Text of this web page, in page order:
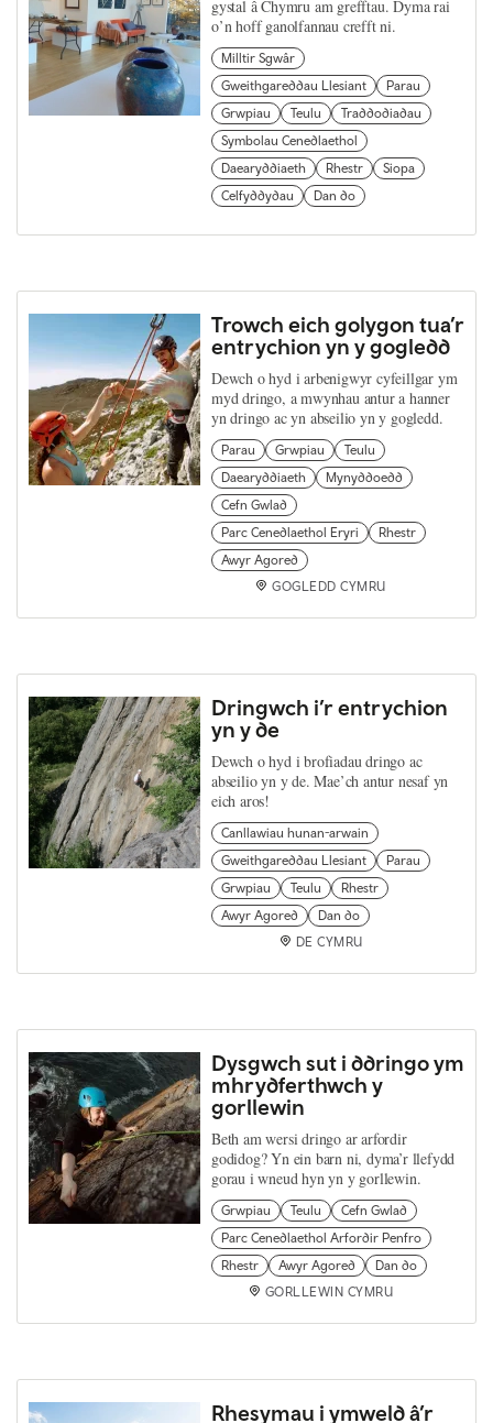
gystal â Chymru am grefftau. Dyma rai
o’n hoff ganolfannau crefft ni.
Milltir Sgwâr
Gweithgareddau Llesiant
Parau
Grwpiau
Teulu
Traddodiadau
Symbolau Cenedlaethol
Daearyddiaeth
Rhestr
Siopa
Celfyddydau
Dan do
Trowch eich golygon tua’r
entrychion yn y gogledd
Dewch o hyd i arbenigwyr cyfeillgar ym
myd dringo, a mwynhau antur a hanner
yn dringo ac yn abseilio yn y gogledd.
Parau Grwpiau
Teulu
Daearyddiaeth
Mynyddoedd
Cefn Gwlad
Parc Cenedlaethol Eryri
Rhestr
Awyr Agored
GOGLEDD CYMRU
Dringwch i’r entrychion
yn y de
Dewch o hyd i brofiadau dringo ac
abseilio yn y de. Mae’ch antur nesaf yn
eich aros!
Canllawiau hunan-arwain
Gweithgareddau Llesiant
Parau
Grwpiau
Teulu
Rhestr
Awyr Agored
Dan do
DE CYMRU
Dysgwch sut i ddringo ym
mhrydferthwch y
gorllewin
Beth am wersi dringo ar arfordir
godidog? Yn ein barn ni, dyma’r llefydd
gorau i wneud hyn yn y gorllewin.
Grwpiau Teulu
Cefn Gwlad
Parc Cenedlaethol Arfordir Penfro
Rhestr
Awyr Agored
Dan do
GORLLEWIN CYMRU
Rhesymau i ymweld â’r